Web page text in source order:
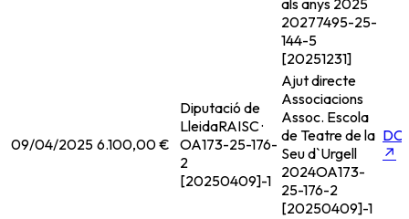
als anys 2025
20277495-25-
144-5
[20251231]
09/04/2025 6.100,00 €
Diputació de
LleidaRAISC ·
OA173-25-176-
2
[20250409]-1
Ajut directe
Associacions
Assoc. Escola
de Teatre de la
Seu d`Urgell
2024OA173-
25-176-2
[20250409]-1
↗